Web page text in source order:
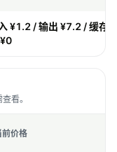
¥1.2 / 输出 ¥7.2 / 缓存
看。
前价格